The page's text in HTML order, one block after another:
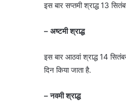
इस बार सप्तमी श्राद्ध 13
– अष्टमी श्राद्ध
इस बार आठवां श्राद्ध 14
दिन किया जाता है.
– नवमी श्राद्ध